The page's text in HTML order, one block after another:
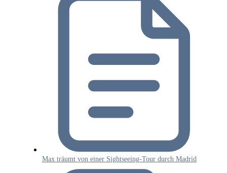
Max träumt von einer Sightseeing-Tour durch Madrid